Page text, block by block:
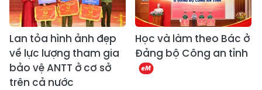
Lan tỏa hình ảnh đẹp
về lực lượng tham gia
bảo vệ ANTT ở cơ sở
trên cả nước
Học và làm theo Bác ở
Đảng bộ Công an tỉnh